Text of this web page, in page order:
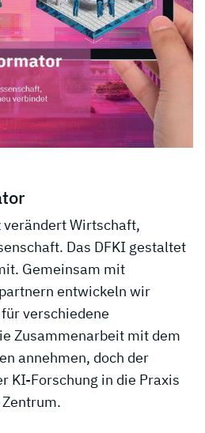
Wirtschaft,
Das DFKI gestaltet
Gemeinsam mit
entwickeln wir
verschiedene
Zusammenarbeit mit dem
annehmen, doch der
KI-Forschung in die Praxis